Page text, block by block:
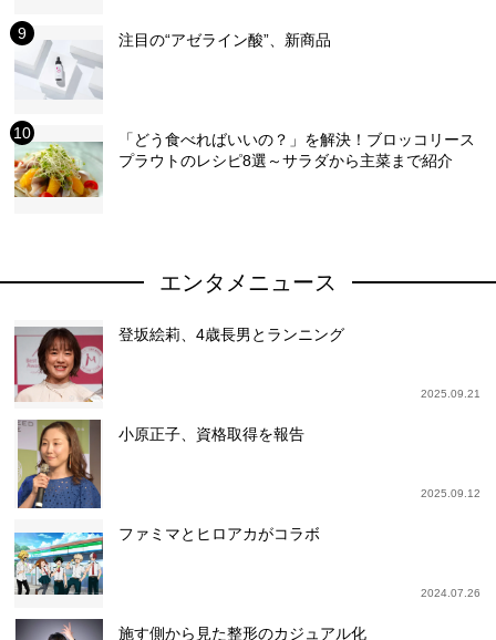
注目の“アゼライン酸”、新商品
「どう食べればいいの？」を解決！ブロッコリース
プラウトのレシピ8選～サラダから主菜まで紹介
エンタメニュース
登坂絵莉、4歳長男とランニング
2025.09.21
小原正子、資格取得を報告
2025.09.12
ファミマとヒロアカがコラボ
2024.07.26
施す側から見た整形のカジュアル化